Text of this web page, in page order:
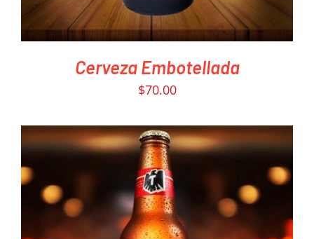
Cerveza Embotellada
$70.00